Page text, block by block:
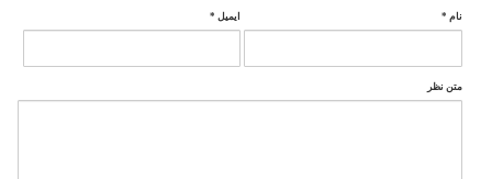
نام * ایمیل *
متن نظر